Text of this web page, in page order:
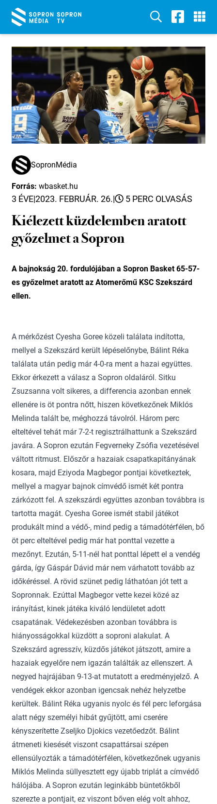
SopronMédia
Forrás: wbasket.hu
3 ÉVE|2023. FEBRUÁR. 26.| 5 PERC OLVASÁS
Kiélezett küzdelemben aratott
győzelmet a Sopron
A bajnokság 20. fordulójában a Sopron Basket 65-57-
es győzelmet aratott az Atomerőmű KSC Szekszárd
ellen.
A mérkőzést Cyesha Goree közeli találata indította,
mellyel a Szekszárd került lépéselőnybe, Bálint Réka
találata után pedig már 4-0-ra ment a hazai együttes.
Ekkor érkezett a válasz a Sopron oldaláról. Sitku
Zsuzsanna volt sikeres, a differencia azonban ennek
ellenére is öt pontra nőtt, hiszen következőnek Miklós
Melinda talált be, méghozzá távolról. Három perc
elteltével tehát már 7-2-t regisztrálhattunk a Szekszárd
javára. A Sopron ezután Fegverneky Zsófia vezetésével
váltott ritmust. Előszőr a hazaiak csapatkapitányának
kosara, majd Eziyoda Magbegor pontjai következtek,
mellyel a magyar bajnok címvédő ismét két pontra
zárkózott fel. A szekszárdi együttes azonban továbbra is
tartotta magát. Cyesha Goree ismét stabil játékot
produkált mind a védő-, mind pedig a támadótérfélen, bő
öt perc elteltével pedig már hat ponttal vezette a
mezőnyt. Ezután, 5-11-nél hat ponttal lépett el a vendég
gárda, így Gáspár Dávid már nem várhatott tovább az
időkéréssel. A rövid szünet pedig láthatóan jót tett a
Sopronnak. Ezúttal Magbegor vette kezei közé az
irányítást, kinek játéka kiváló lendületet adott
csapatának. Védekezésben azonban továbbra is
hiányosságokkal küzdött a soproni alakulat. A
Szekszárd agresszív, küzdős játékot játszott, amire a
hazaiak egyelőre nem igazán találták az ellenszert. A
negyed hajrájában 9-13-at mutatott a eredményjelző. A
vendégek ekkor azonban igencsak nehéz helyzetbe
kerültek. Bálint Réka ugyanis nyolc és fél perc leforgása
alatt négy személyi hibát gyűjtött, ami cserére
kényszerítette Zseljko Djokics vezetőedzőt. Bálint
átmeneti kiesését viszont csapattársai szépen
ellensúlyozták a támadótérfélen, következőnek ugyanis
Miklós Melinda süllyesztett egy újabb triplát a címvédő
hálójába. A Sopron ezután leginkább büntetőkből
szerezte a pontjait, ez viszont bőven elég volt ahhoz,